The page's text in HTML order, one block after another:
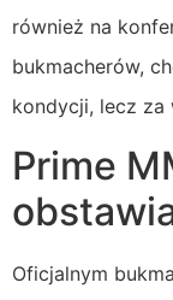
również na
bukmacherów,
kondycji, lecz za
Prime
Oficjalnym